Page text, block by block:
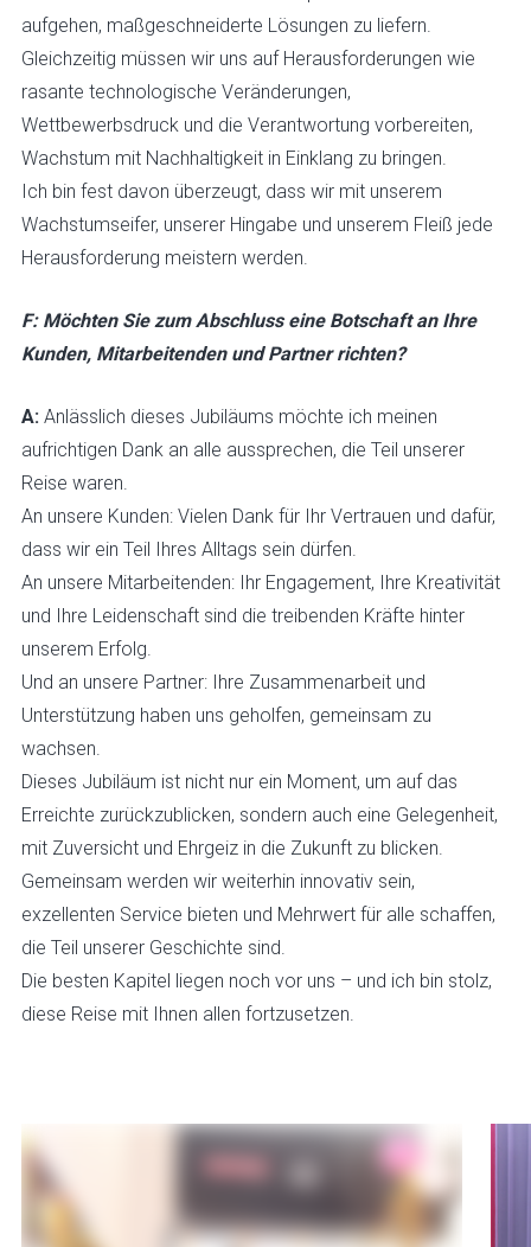
aufgehen, maßgeschneiderte Lösungen zu liefern.
Gleichzeitig müssen wir uns auf Herausforderungen wie
rasante technologische Veränderungen,
Wettbewerbsdruck und die Verantwortung vorbereiten,
Wachstum mit Nachhaltigkeit in Einklang zu bringen.
Ich bin fest davon überzeugt, dass wir mit unserem
Wachstumseifer, unserer Hingabe und unserem Fleiß jede
Herausforderung meistern werden.
F: Möchten Sie zum Abschluss eine Botschaft an Ihre
Kunden, Mitarbeitenden und Partner richten?
A: Anlässlich dieses Jubiläums möchte ich meinen
aufrichtigen Dank an alle aussprechen, die Teil unserer
Reise waren.
An unsere Kunden: Vielen Dank für Ihr Vertrauen und dafür,
dass wir ein Teil Ihres Alltags sein dürfen.
An unsere Mitarbeitenden: Ihr Engagement, Ihre Kreativität
und Ihre Leidenschaft sind die treibenden Kräfte hinter
unserem Erfolg.
Und an unsere Partner: Ihre Zusammenarbeit und
Unterstützung haben uns geholfen, gemeinsam zu
wachsen.
Dieses Jubiläum ist nicht nur ein Moment, um auf das
Erreichte zurückzublicken, sondern auch eine Gelegenheit,
mit Zuversicht und Ehrgeiz in die Zukunft zu blicken.
Gemeinsam werden wir weiterhin innovativ sein,
exzellenten Service bieten und Mehrwert für alle schaffen,
die Teil unserer Geschichte sind.
Die besten Kapitel liegen noch vor uns – und ich bin stolz,
diese Reise mit Ihnen allen fortzusetzen.